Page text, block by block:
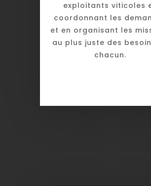
exploitants viticoles
coordonnant les
et en organisant les
au plus juste des
chacun.